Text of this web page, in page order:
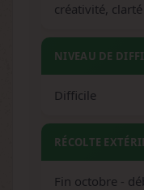
créativité,
NIVEAU DE
Difficile
RÉCOLTE
Fin octobre -